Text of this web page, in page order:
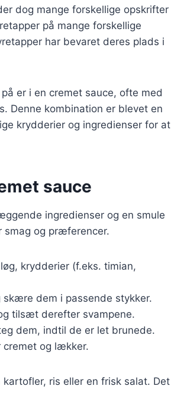
dog mange forskellige opskrifter
på mange forskellige
har bevaret deres plads i
er i en cremet sauce, ofte med
Denne kombination er blevet en
krydderier og ingredienser for at
sauce
ingredienser og en smule
smag og præferencer.
krydderier (f.eks. timian,
dem i passende stykker.
tilsæt derefter svampene.
dem, indtil de er let brunede.
og lækker.
ris eller en frisk salat. Det